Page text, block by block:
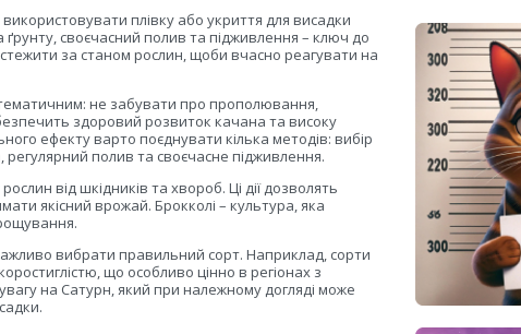
плівку або укриття для висадки
своєчасний полив та підживлення – ключ до
за станом рослин, щоби вчасно реагувати на
не забувати про прополювання,
здоровий розвиток качана та високу
ефекту варто поєднувати кілька методів: вибір
полив та своєчасне підживлення.
від шкідників та хвороб. Ці дії дозволять
якісний врожай. Брокколі – культура, яка
вибрати правильний сорт. Наприклад, сорти
що особливо цінно в регіонах з
на Сатурн, який при належному догляді може